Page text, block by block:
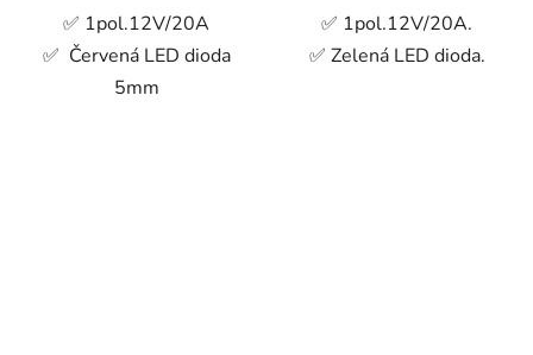
✅ 1pol.12V/20A
✅ Červená LED dioda
5mm
✅ 1pol.12V/20A.
✅ Zelená LED dioda.